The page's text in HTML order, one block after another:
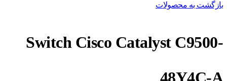
بازگشت به محصولات
Switch Cisco Catalyst C9500-
48Y4C-A